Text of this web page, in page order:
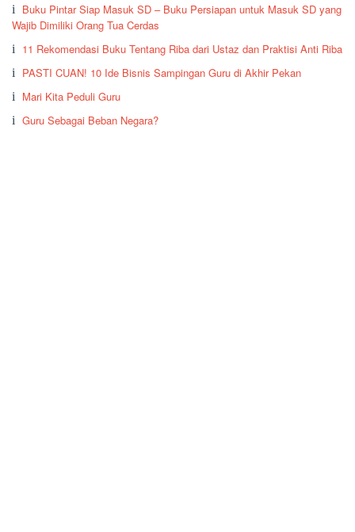
Buku Pintar Siap Masuk SD – Buku Persiapan untuk Masuk SD yang
Wajib Dimiliki Orang Tua Cerdas
11 Rekomendasi Buku Tentang Riba dari Ustaz dan Praktisi Anti Riba
PASTI CUAN! 10 Ide Bisnis Sampingan Guru di Akhir Pekan
Mari Kita Peduli Guru
Guru Sebagai Beban Negara?